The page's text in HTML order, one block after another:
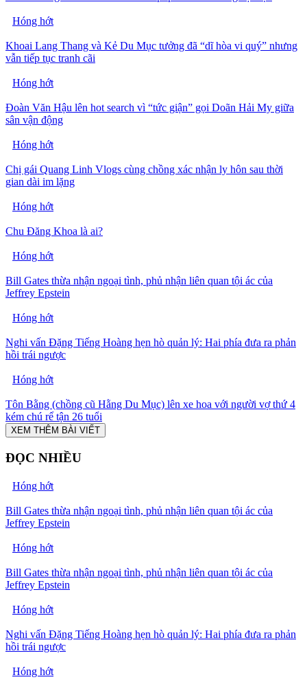
Hóng hớt
Khoai Lang Thang và Kẻ Du Mục tưởng đã “dĩ hòa vi quý” nhưng
vẫn tiếp tục tranh cãi
Hóng hớt
Đoàn Văn Hậu lên hot search vì “tức giận” gọi Doãn Hải My giữa
sân vận động
Hóng hớt
Chị gái Quang Linh Vlogs cùng chồng xác nhận ly hôn sau thời
gian dài im lặng
Hóng hớt
Chu Đăng Khoa là ai?
Hóng hớt
Bill Gates thừa nhận ngoại tình, phủ nhận liên quan tội ác của
Jeffrey Epstein
Hóng hớt
Nghi vấn Đặng Tiếng Hoàng hẹn hò quản lý: Hai phía đưa ra phản
hồi trái ngược
Hóng hớt
Tôn Bằng (chồng cũ Hằng Du Mục) lên xe hoa với người vợ thứ 4
kém chú rể tận 26 tuổi
XEM THÊM BÀI VIẾT
ĐỌC NHIỀU
Hóng hớt
Bill Gates thừa nhận ngoại tình, phủ nhận liên quan tội ác của
Jeffrey Epstein
Hóng hớt
Bill Gates thừa nhận ngoại tình, phủ nhận liên quan tội ác của
Jeffrey Epstein
Hóng hớt
Nghi vấn Đặng Tiếng Hoàng hẹn hò quản lý: Hai phía đưa ra phản
hồi trái ngược
Hóng hớt